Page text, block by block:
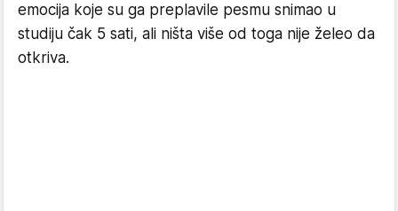
emocija koje su ga preplavile pesmu snimao u
studiju čak 5 sati, ali ništa više od toga nije želeo da
otkriva.